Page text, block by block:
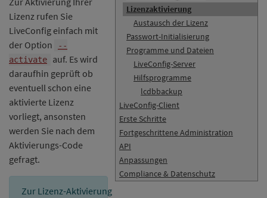
Lizenzaktivierung
Austausch der Lizenz
Passwort-Initialisierung
Programme und Dateien
LiveConfig-Server
Hilfsprogramme
lcdbbackup
LiveConfig-Client
Erste Schritte
Fortgeschrittene Administration
API
Anpassungen
Compliance & Datenschutz
Lizenz rufen Sie
LiveConfig einfach mit
der Option
--
activate
auf. Es wird
daraufhin geprüft ob
eventuell schon eine
aktivierte Lizenz
vorliegt, ansonsten
werden Sie nach dem
Aktivierungs-Code
gefragt.
Zur Lizenz-Aktivierung